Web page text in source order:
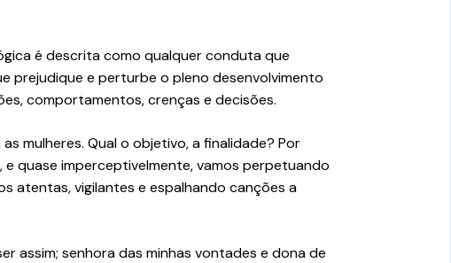
é descrita como qualquer conduta que
prejudique e perturbe o pleno desenvolvimento
comportamentos, crenças e decisões.
mulheres. Qual o objetivo, a finalidade? Por
quase imperceptivelmente, vamos perpetuando
atentas, vigilantes e espalhando canções a
assim; senhora das minhas vontades e dona de